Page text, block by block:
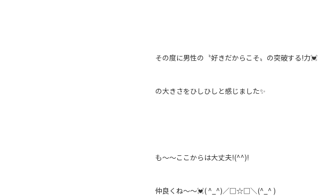
その度に男性の〝好きだからこそ〟の突破する!力💓
の大きさをひしひしと感じました✨
も～～ここからは大丈夫!(^^)!
仲良くね～～💓( ^_^)／□☆□＼(^_^ )